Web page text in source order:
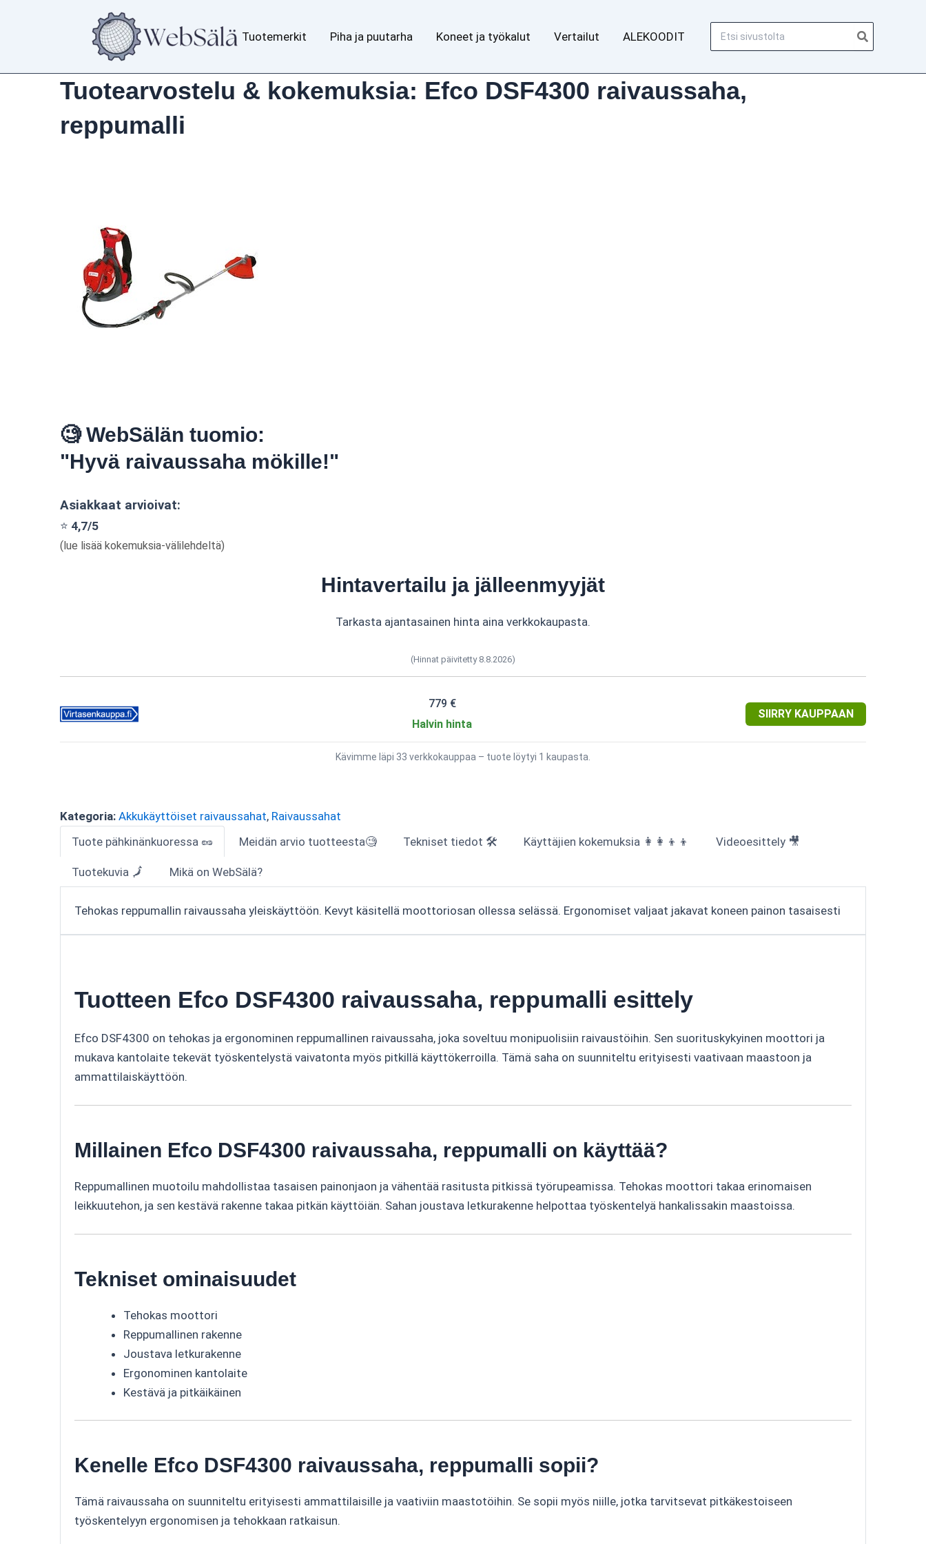
Tuotemerkit Piha ja puutarha Koneet ja työkalut Vertailut ALEKOODIT
Tuotearvostelu & kokemuksia: Efco DSF4300 raivaussaha,
reppumalli
🧐 WebSälän tuomio:
"Hyvä raivaussaha mökille!"
Asiakkaat arvioivat:
⭐ 4,7/5
(lue lisää kokemuksia-välilehdeltä)
Hintavertailu ja jälleenmyyjät
Tarkasta ajantasainen hinta aina verkkokaupasta.
(Hinnat päivitetty 8.8.2026)
779 €
Halvin hinta
SIIRRY KAUPPAAN
Kävimme läpi 33 verkkokauppaa – tuote löytyi 1 kaupasta.
Kategoria: Akkukäyttöiset raivaussahat, Raivaussahat
Tuote pähkinänkuoressa 🥜
Meidän arvio tuotteesta🧐 Tekniset tiedot 🛠 Käyttäjien kokemuksia 👩‍👩‍👦‍👦 Videoesittely 🎥
Tuotekuvia 🗾 Mikä on WebSälä?
Tehokas reppumallin raivaussaha yleiskäyttöön. Kevyt käsitellä moottoriosan ollessa selässä. Ergonomiset valjaat jakavat koneen painon tasaisesti
Tuotteen Efco DSF4300 raivaussaha, reppumalli esittely
Efco DSF4300 on tehokas ja ergonominen reppumallinen raivaussaha, joka soveltuu monipuolisiin raivaustöihin. Sen suorituskykyinen moottori ja
mukava kantolaite tekevät työskentelystä vaivatonta myös pitkillä käyttökerroilla. Tämä saha on suunniteltu erityisesti vaativaan maastoon ja
ammattilaiskäyttöön.
Millainen Efco DSF4300 raivaussaha, reppumalli on käyttää?
Reppumallinen muotoilu mahdollistaa tasaisen painonjaon ja vähentää rasitusta pitkissä työrupeamissa. Tehokas moottori takaa erinomaisen
leikkuutehon, ja sen kestävä rakenne takaa pitkän käyttöiän. Sahan joustava letkurakenne helpottaa työskentelyä hankalissakin maastoissa.
Tekniset ominaisuudet
Tehokas moottori
Reppumallinen rakenne
Joustava letkurakenne
Ergonominen kantolaite
Kestävä ja pitkäikäinen
Kenelle Efco DSF4300 raivaussaha, reppumalli sopii?
Tämä raivaussaha on suunniteltu erityisesti ammattilaisille ja vaativiin maastotöihin. Se sopii myös niille, jotka tarvitsevat pitkäkestoiseen
työskentelyyn ergonomisen ja tehokkaan ratkaisun.